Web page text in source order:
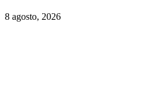
8 agosto, 2026